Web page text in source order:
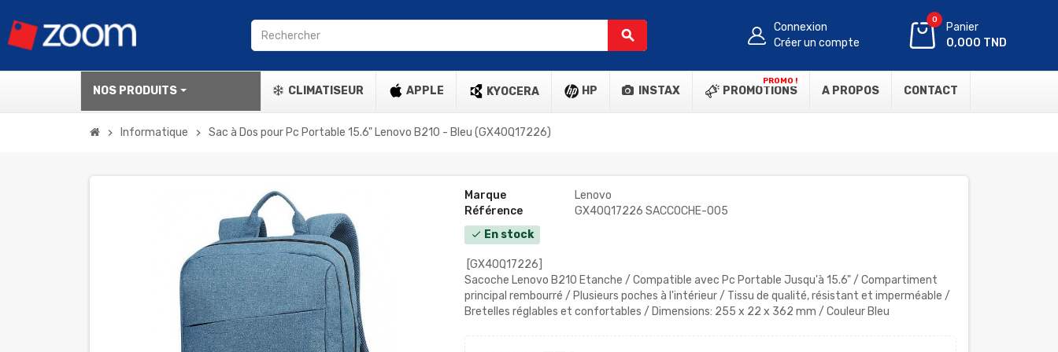
search
Connexion
Créer un compte
0
Panier
0,000 TND
NOS PRODUITS CLIMATISEUR APPLE KYOCERA HP INSTAX PROMOTIONS
PROMO !
A PROPOS CONTACT
chevron_right Informatique chevron_right Sac à Dos pour Pc Portable 15.6" Lenovo B210 - Bleu (GX40Q17226)
Marque
Lenovo
Référence
GX40Q17226 SACCOCHE-005
check En stock
[GX40Q17226]
Sacoche Lenovo B210 Etanche / Compatible avec Pc Portable Jusqu'à 15.6" / Compartiment
principal rembourré / Plusieurs poches à l'intérieur / Tissu de qualité, résistant et imperméable /
Bretelles réglables et confortables / Dimensions: 255 x 22 x 362 mm / Couleur Bleu